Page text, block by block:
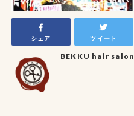
シェア ツイート
BEKKU hair salon